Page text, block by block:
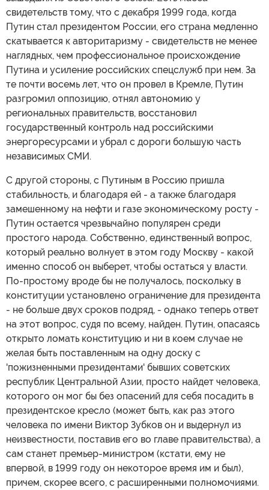
свидетельств тому, что с декабря 1999 года, когда
Путин стал президентом России, его страна медленно
скатывается к авторитаризму - свидетельств не менее
наглядных, чем профессиональное происхождение
Путина и усиление российских спецслужб при нем. За
те почти восемь лет, что он провел в Кремле, Путин
разгромил оппозицию, отнял автономию у
региональных правительств, восстановил
государственный контроль над российскими
энергоресурсами и убрал с дороги большую часть
независимых СМИ.
С другой стороны, с Путиным в Россию пришла
стабильность, и благодаря ей - а также благодаря
замешенному на нефти и газе экономическому росту -
Путин остается чрезвычайно популярен среди
простого народа. Собственно, единственный вопрос,
который реально волнует в этом году Москву - какой
именно способ он выберет, чтобы остаться у власти.
По-простому вроде бы не получалось, поскольку в
конституции установлено ограничение для президента
- не больше двух сроков подряд, - однако теперь ответ
на этот вопрос, судя по всему, найден. Путин, опасаясь
открыто ломать конституцию и ни в коем случае не
желая быть поставленным на одну доску с
'пожизненными президентами' бывших советских
республик Центральной Азии, просто найдет человека,
которого он мог бы без опасений для себя посадить в
президентское кресло (может быть, как раз этого
человека по имени Виктор Зубков он и выдернул из
неизвестности, поставив его во главе правительства), а
сам станет премьер-министром (кстати, ему не
впервой, в 1999 году он некоторое время им и был),
причем, скорее всего, с расширенными полномочиями.